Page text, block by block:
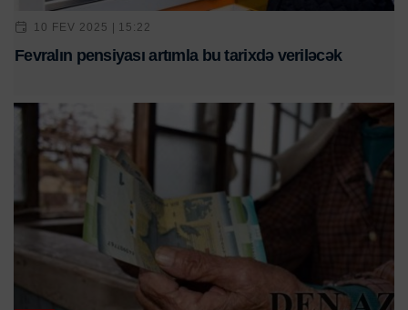
10 FEV 2025 | 15:22
Fevralın pensiyası artımla bu tarixdə veriləcək